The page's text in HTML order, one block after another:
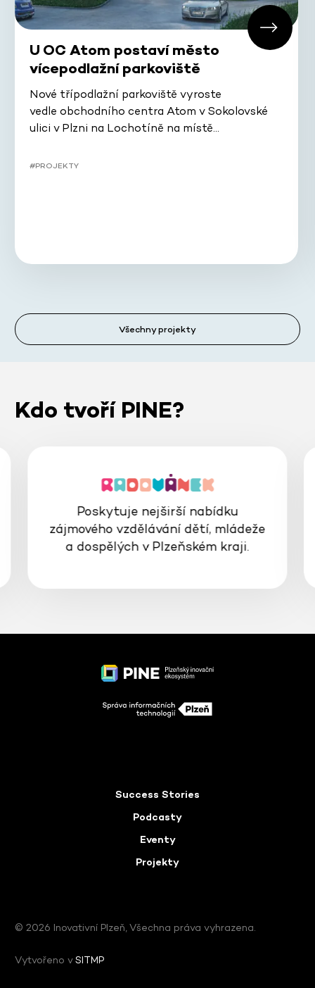
U OC Atom postaví město
vícepodlažní parkoviště
Nové třípodlažní parkoviště vyroste
vedle obchodního centra Atom v Sokolovské
ulici v Plzni na Lochotíně na místě…
#PROJEKTY
Všechny projekty
Kdo tvoří PINE?
Poskytuje nejširší nabídku
zájmového vzdělávání dětí, mládeže
a dospělých v Plzeňském kraji.
Success Stories
Podcasty
Eventy
Projekty
© 2026 Inovativní Plzeň, Všechna práva vyhrazena.
Vytvořeno vSITMP